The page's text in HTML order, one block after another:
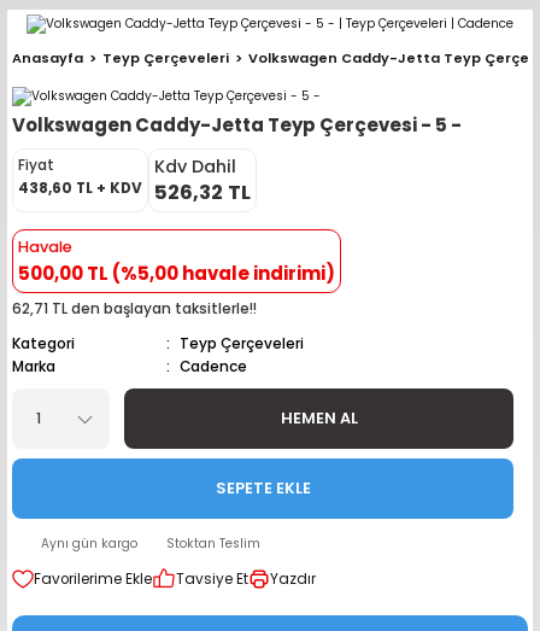
Geri Dön
Geri Dön
(Büyük Ekran)
Teypler
Geri Dön
(Mid Takımları)
Geri Dön
Takımları
Hoparlör Takımları
Hoparlör Takımları
Hoparlör Takımları
Takımları
Hoparlör Takımları
Geri Dön
Sistemleri
Geri Dön
ve Alarm
Geri Dön
Geri Dön
Geri Dön
Anasayfa Teyp Çerçeveleri Volkswagen Caddy-Jetta Teyp
Volkswagen Caddy-Jetta Teyp Çerçevesi - 5 -
Fiyat
438,60 TL + KDV
Kdv Dahil
526,32 TL
Havale
500,00 TL (%5,00 havale indirimi)
62,71 TL den başlayan taksitlerle!!
Kategori
Teyp Çerçeveleri
Marka
Cadence
HEMEN AL
SEPETE EKLE
Aynı gün kargo Stoktan Teslim
Tavsiye Et Yazdır